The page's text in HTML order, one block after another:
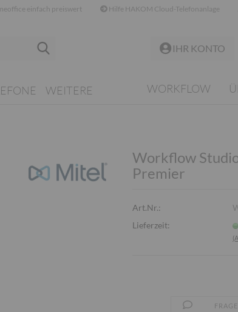
einfach preiswert Hilfe HAKOM Cloud-Telefonanlage
IHR KONTO
WORKFLOW
WEITERE
Workflow
Premier
Art.Nr.:
Lieferzeit: